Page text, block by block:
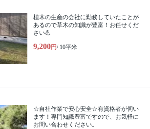
植木の生産の会社に勤務していたことが
あるので草木の知識が豊富！お任せくだ
さい💪
9,200円/ 10平米
☆自社作業で安心安全☆有資格者が伺い
ます！専門知識豊富ですので、お気軽に
お問い合わせください。